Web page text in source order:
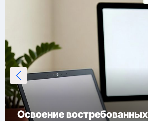
Освоение востребованных